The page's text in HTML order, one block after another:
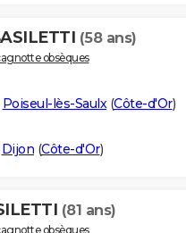
(58 ans)
obsèques
Poiseul-lès-Saulx(Côte-d'Or)
Dijon (Côte-d'Or)
(81 ans)
obsèques